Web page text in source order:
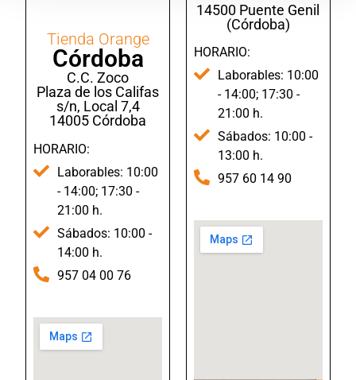
Tienda Orange
Córdoba
C.C. Zoco
Plaza de los Califas
s/n, Local 7,4
14005 Córdoba
HORARIO:
Laborables: 10:00
- 14:00; 17:30 -
21:00 h.
Sábados: 10:00 -
14:00 h.
957 04 00 76
14500 Puente Genil
(Córdoba)
HORARIO:
Laborables: 10:00
- 14:00; 17:30 -
21:00 h.
Sábados: 10:00 -
13:00 h.
957 60 14 90